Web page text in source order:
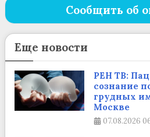
Сообщить об
Еще новости
РЕН ТВ:
сознание
грудных
Москве
07.08.2026